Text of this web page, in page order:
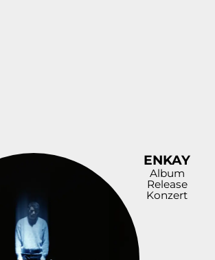
ENKAY
Album
Release
Konzert